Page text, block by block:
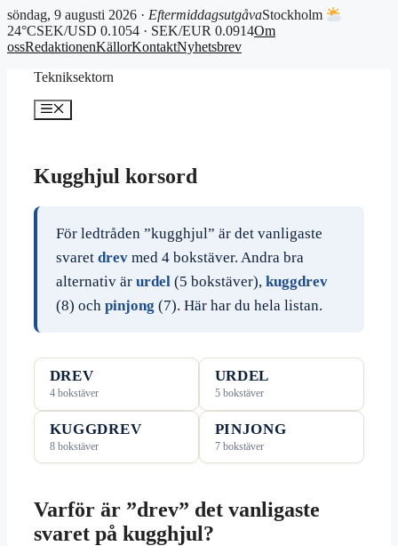
söndag, 9 augusti 2026 · EftermiddagsutgåvaStockholm
24°CSEK/USD 0.1054 · SEK/EUR 0.0914Om
ossRedaktionenKällorKontaktNyhetsbrev
Tekniksektorn
Meny
Kugghjul korsord
För ledtråden ”kugghjul” är det vanligaste
svaret drevmed 4 bokstäver. Andra bra
alternativ är urdel(5 bokstäver), kuggdrev
(8) och pinjong (7). Här har du hela listan.
DREV
4 bokstäver
URDEL
5 bokstäver
KUGGDREV
8 bokstäver
PINJONG
7 bokstäver
Varför är ”drev” det vanligaste
svaret på kugghjul?